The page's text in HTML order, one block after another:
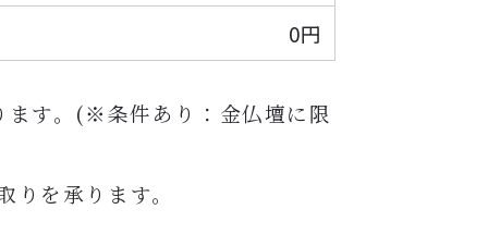
0円
ます。(※条件あり：金仏壇に限
を承ります。